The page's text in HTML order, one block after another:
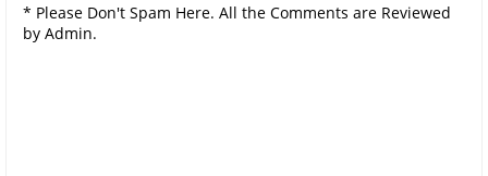
* Please Don't Spam Here. All the Comments are Reviewed
by Admin.